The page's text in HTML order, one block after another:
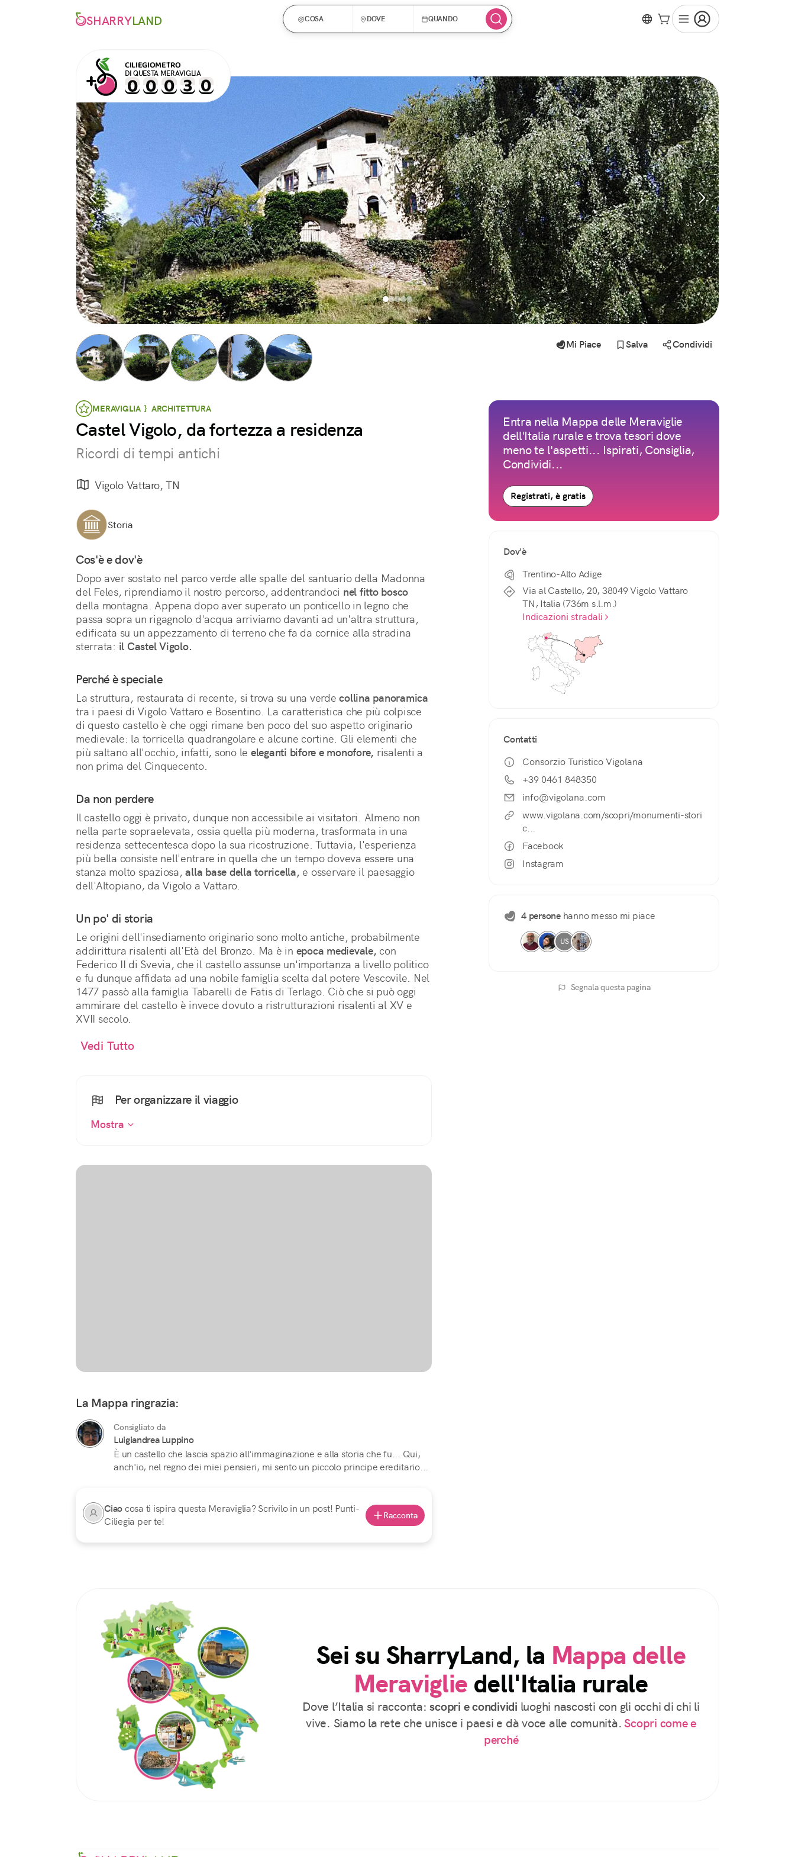
SHARRYLAND COSA DOVE QUANDO
CILIEGIOMETRO
DI QUESTA MERAVIGLIA
MERAVIGLIA } ARCHITETTURA
Castel Vigolo, da fortezza a residenza
Ricordi di tempi antichi
Vigolo Vattaro, TN
Storia
Cos'è e dov'è
Dopo aver sostato nel parco verde alle spalle del santuario della Madonna
del Feles, riprendiamo il nostro percorso, addentrandoci nel fitto bosco
della montagna. Appena dopo aver superato un ponticello in legno che
passa sopra un rigagnolo d'acqua arriviamo davanti ad un'altra struttura,
edificata su un appezzamento di terreno che fa da cornice alla stradina
sterrata: il Castel Vigolo.
Perché è speciale
La struttura, restaurata di recente, si trova su una verde collina panoramica
tra i paesi di Vigolo Vattaro e Bosentino. La caratteristica che più colpisce
di questo castello è che oggi rimane ben poco del suo aspetto originario
medievale: la torricella quadrangolare e alcune cortine. Gli elementi che
più saltano all'occhio, infatti, sono le eleganti bifore e monofore, risalenti a
non prima del Cinquecento.
Da non perdere
Il castello oggi è privato, dunque non accessibile ai visitatori. Almeno non
nella parte sopraelevata, ossia quella più moderna, trasformata in una
residenza settecentesca dopo la sua ricostruzione. Tuttavia, l'esperienza
più bella consiste nell'entrare in quella che un tempo doveva essere una
stanza molto spaziosa,alla base della torricella, e osservare il paesaggio
dell'Altopiano, da Vigolo a Vattaro.
Un po' di storia
Le origini dell'insediamento originario sono molto antiche, probabilmente
addirittura risalenti all'Età del Bronzo. Ma è in epoca medievale, con
Federico II di Svevia, che il castello assunse un'importanza a livello politico
e fu dunque affidata ad una nobile famiglia scelta dal potere Vescovile. Nel
1477 passò alla famiglia Tabarelli de Fatis di Terlago. Ciò che si può oggi
ammirare del castello è invece dovuto a ristrutturazioni risalenti al XV e
XVII secolo.
Vedi Tutto
Per organizzare il viaggio
Mostra
La Mappa ringrazia:
Consigliato da
Luigiandrea Luppino
È un castello che lascia spazio all'immaginazione e alla storia che fu... Qui,
anch'io, nel regno dei miei pensieri, mi sento un piccolo principe ereditario...
Ciaocosa ti ispira questa Meraviglia? Scrivilo in un post! Punti-
Ciliegia per te!
Racconta
Mi Piace Salva Condividi
Entra nella Mappa delle Meraviglie
dell'Italia rurale e trova tesori dove
meno te l'aspetti... Ispirati, Consiglia,
Condividi...
Registrati, è gratis
Dov'è
Trentino-Alto Adige
Via al Castello, 20, 38049 Vigolo Vattaro
TN, Italia (736m s.l.m.)
Indicazioni stradali
Contatti
Consorzio Turistico Vigolana
+39 0461 848350
info@vigolana.com
www.vigolana.com/scopri/monumenti-stori
c...
Facebook
Instagram
4 personehanno messo mi piace
US
Segnala questa pagina
Sei su SharryLand, la Mappa delle
Meraviglie dell'Italia rurale
Dove l’Italia si racconta:scopri e condividi luoghi nascosti con gli occhi di chi li
vive. Siamo la rete che unisce i paesi e dà voce alle comunità. Scopri come e
perché